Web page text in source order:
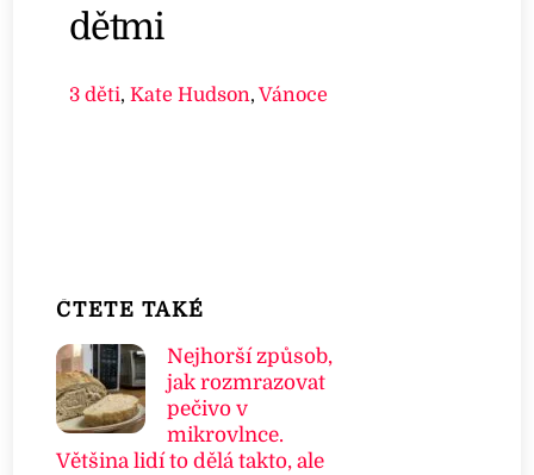
dětmi
3 děti,Kate Hudson,Vánoce
ČTETE TAKÉ
Nejhorší způsob,
jak rozmrazovat
pečivo v
mikrovlnce.
Většina lidí to dělá takto, ale